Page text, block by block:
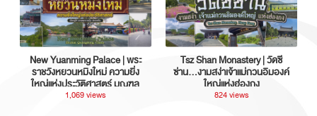
New Yuanming Palace | พระ
ราชวังหยวนหมิงใหม่ ความยิ่ง
ใหญ่แห่งประวัติศาสตร์ มณฑล
กวางตุ้ง ประเทศจีน
1,069 views
Tsz Shan Monastery | วัดซี
ซ่าน…งามสง่าเจ้าแม่กวนอิมองค์
ใหญ่แห่งฮ่องกง
824 views